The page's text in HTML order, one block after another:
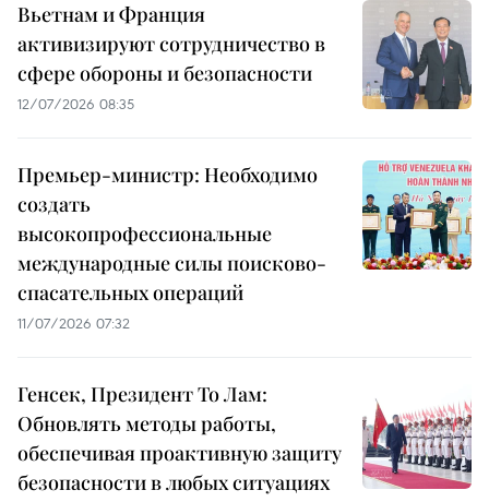
Вьетнам и Франция
активизируют сотрудничество в
сфере обороны и безопасности
12/07/2026 08:35
Премьер-министр: Необходимо
создать
высокопрофессиональные
международные силы поисково-
спасательных операций
11/07/2026 07:32
Генсек, Президент То Лам:
Обновлять методы работы,
обеспечивая проактивную защиту
безопасности в любых ситуациях